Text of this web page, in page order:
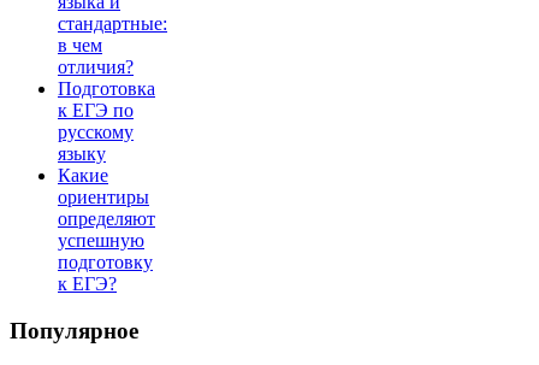
стандартные:
в чем
отличия?
Подготовка
к ЕГЭ по
русскому
языку
Какие
ориентиры
определяют
успешную
подготовку
к ЕГЭ?
Популярное